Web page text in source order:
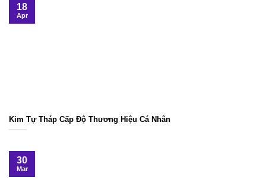
Kim Tự Tháp Cấp Độ Thương Hiệu Cá Nhân
18
Apr
30
Mar